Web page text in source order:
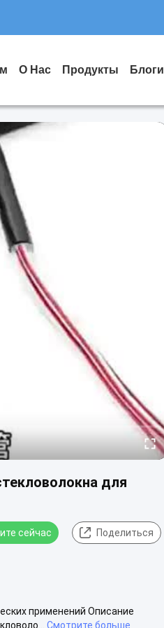
О Нас Продукты Блоги
для
сейчас Поделиться
применений Описание
Смотрите больше